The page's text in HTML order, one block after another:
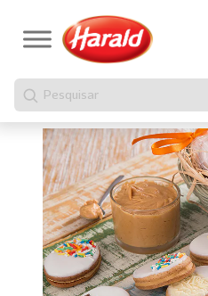
Pesquisar